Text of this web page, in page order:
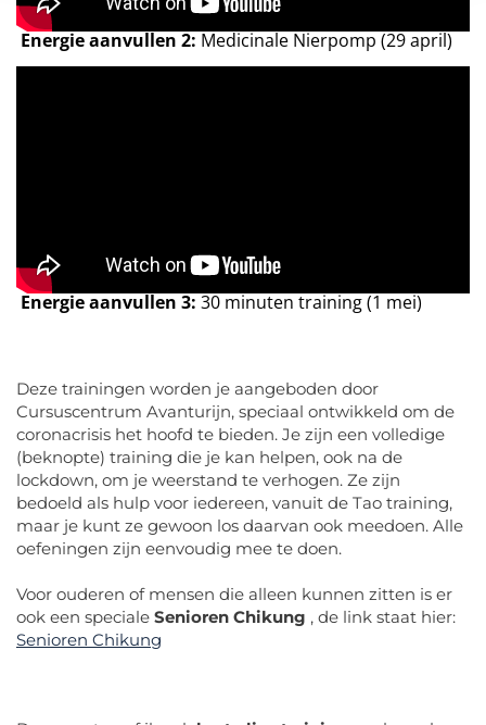
Energie aanvullen 2: Medicinale Nierpomp (29 april)
Energie aanvullen 3: 30 minuten training (1 mei)
Deze trainingen worden je aangeboden door
Cursuscentrum Avanturijn, speciaal ontwikkeld om de
coronacrisis het hoofd te bieden. Je zijn een volledige
(beknopte) training die je kan helpen, ook na de
lockdown, om je weerstand te verhogen. Ze zijn
bedoeld als hulp voor iedereen, vanuit de Tao training,
maar je kunt ze gewoon los daarvan ook meedoen. Alle
oefeningen zijn eenvoudig mee te doen.
Voor ouderen of mensen die alleen kunnen zitten is er
ook een speciale Senioren Chikung , de link staat hier:
Senioren Chikung